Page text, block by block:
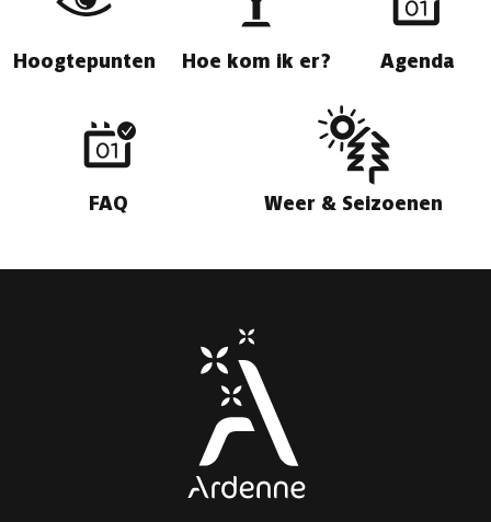
Hoogtepunten Hoe kom ik er? Agenda
FAQ Weer & Seizoenen